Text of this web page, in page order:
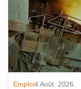
Emploi4 Août. 2026